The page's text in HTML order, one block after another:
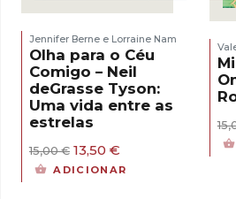
Jennifer Berne e Lorraine Nam
Olha para o Céu
Comigo – Neil
deGrasse Tyson:
Uma vida entre as
estrelas
15,00€ O
preço
13,50 €
preço
ADICIONAR